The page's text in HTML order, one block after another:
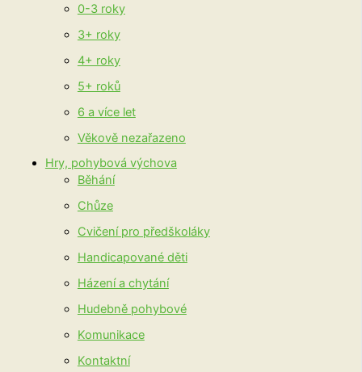
0-3 roky
3+ roky
4+ roky
5+ roků
6 a více let
Věkově nezařazeno
Hry, pohybová výchova
Běhání
Chůze
Cvičení pro předškoláky
Handicapované děti
Házení a chytání
Hudebně pohybové
Komunikace
Kontaktní